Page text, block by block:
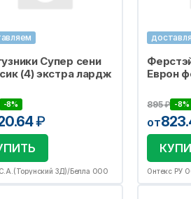
Супер сени
(4) экстра лардж
-8%
₽
ЗД)/Белла ООО
Еврон
895₽ -8%
от
Онтекс РУ